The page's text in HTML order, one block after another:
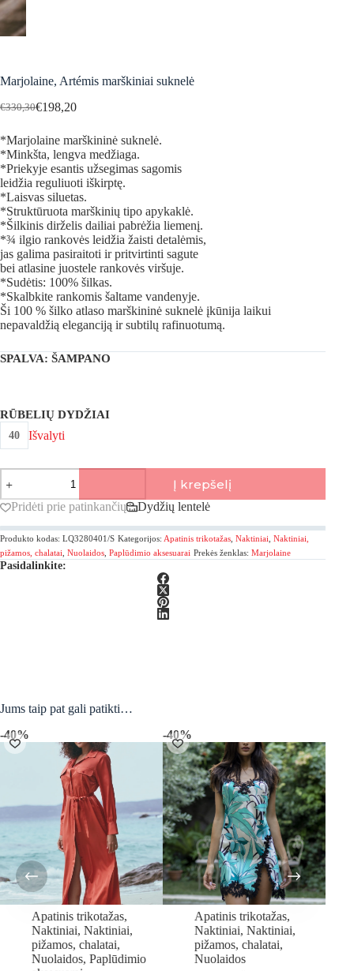
Marjolaine, Artémis marškiniai suknelė
€330,30Original
was:
€330,30.
€198,20
Current
is:
€198,20.
*Marjolaine marškininė suknelė.
*Minkšta, lengva medžiaga.
*Priekyje esantis užsegimas sagomis
leidžia reguliuoti iškirptę.
*Laisvas siluetas.
*Struktūruota marškinių tipo apykaklė.
*Šilkinis dirželis dailiai pabrėžia liemenį.
*¾ ilgio rankovės leidžia žaisti detalėmis,
jas galima pasiraitoti ir pritvirtinti sagute
bei atlasine juostele rankovės viršuje.
*Sudėtis: 100% šilkas.
*Skalbkite rankomis šaltame vandenyje.
Ši 100 % šilko atlaso marškininė suknelė įkūnija laikui
nepavaldžią eleganciją ir subtilų rafinuotumą.
SPALVA: ŠAMPANO
RŪBELIŲ DYDŽIAI
40 Išvalyti
produkto
kiekis:
Marjolaine,
Artémis
marškiniai
suknelė
Į krepšelį
Pridėti prie patinkančių Dydžių lentelė
Produkto kodas: LQ3280401/S Kategorijos: Apatinis trikotažas Naktiniai Naktiniai,
pižamos, chalatai Nuolaidos Paplūdimio aksesuarai Prekės ženklas: Marjolaine
Pasidalinkite:
Jums taip pat gali patikti…
-40%
Apatinis trikotažas,
Naktiniai, Naktiniai,
pižamos, chalatai,
Nuolaidos, Paplūdimio
-40%
Apatinis trikotažas,
Naktiniai,Naktiniai,
pižamos, chalatai,
Nuolaidos